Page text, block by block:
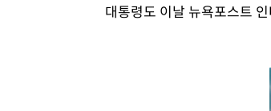
대통령도 이날 뉴욕포스트